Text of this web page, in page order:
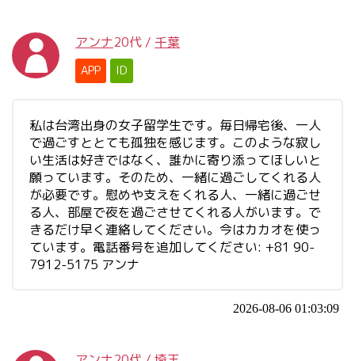
アンナ20代 / 千葉
APP ID
私は台湾出身の女子留学生です。毎日帰宅後、一人
で過ごすととても孤独を感じます。このような寂し
い生活は好きではなく、誰かに寄り添ってほしいと
願っています。そのため、一緒に過ごしてくれる人
が必要です。慰めや支えをくれる人、一緒に過ごせ
る人、部屋で夜を過ごさせてくれる人がいます。で
きるだけ早く連絡してください。今はカカオを使っ
ています。電話番号を追加してください: +81 90-
7912-5175 アンナ
2026-08-06 01:03:09